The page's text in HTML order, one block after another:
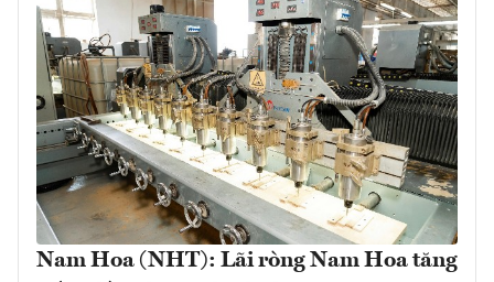
Nam Hoa (NHT): Lãi ròng Nam Hoa tăng